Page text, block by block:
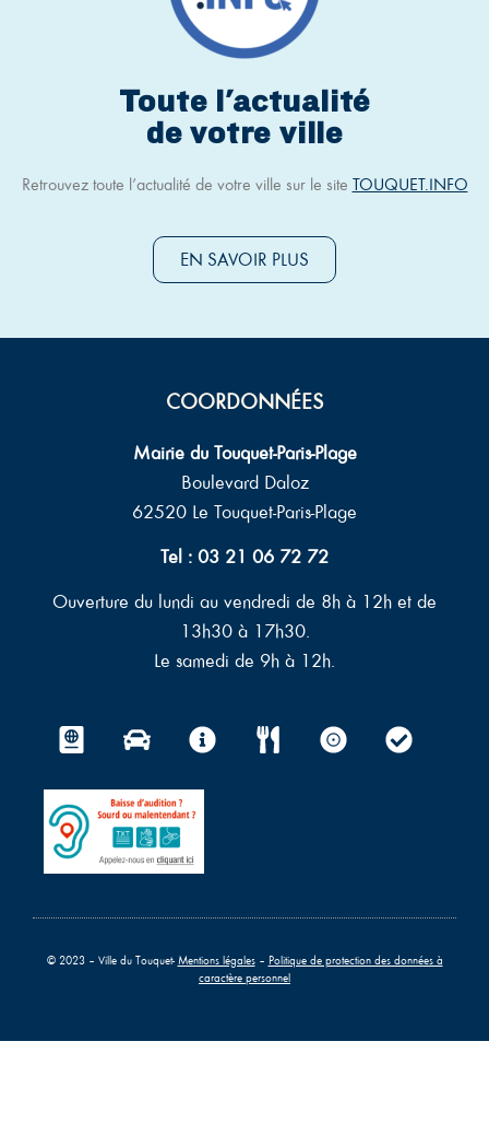
Toute l'actualité
de votre ville
Retrouvez toute l’actualité de votre ville sur le site TOUQUET.INFO
EN SAVOIR PLUS
COORDONNÉES
Mairie du Touquet-Paris-Plage
Boulevard Daloz
62520 Le Touquet-Paris-Plage
Tel : 03 21 06 72 72
Ouverture du lundi au vendredi de 8h à 12h et de
13h30 à 17h30.
Le samedi de 9h à 12h.
© 2023 – Ville du Touquet- Mentions légales– Politique de protection des données à
caractère personnel